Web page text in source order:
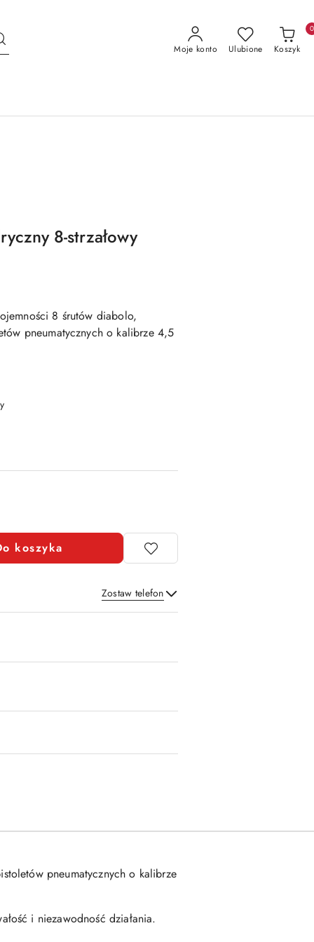
Moje konto Ulubione Koszyk
0
8-strzałowy
8 śrutów diabolo,
pneumatycznych o kalibrze 4,5
koszyka
Zostaw telefon
Wyślij
pneumatycznych o kalibrze
i niezawodność działania.